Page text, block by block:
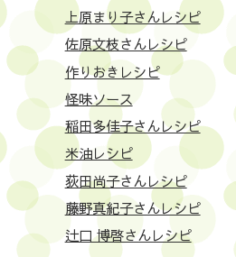
上原まり子さんレシピ
佐原文枝さんレシピ
作りおきレシピ
怪味ソース
稲田多佳子さんレシピ
米油レシピ
荻田尚子さんレシピ
藤野真紀子さんレシピ
辻口 博啓さんレシピ